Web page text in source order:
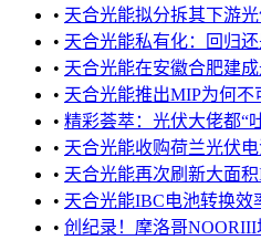
• 天合光能拟分拆其下游
• 天合光能私有化：回归还
• 天合光能在安徽合肥建
• 天合光能推出MIP为何不
• 精彩荟萃：光伏大佬都“
• 天合光能收购荷兰光伏
• 天合光能再次刷新大面
• 天合光能IBC电池转换效
• 创纪录！摩洛哥